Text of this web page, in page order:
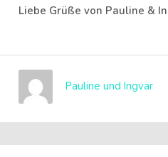
Liebe Grüße von Pauline &
Pauline und Ingvar